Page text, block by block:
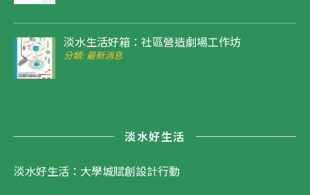
淡水生活好箱：社區營造劇場工作坊
分類: 最新消息
淡水好生活
淡水好生活：大學城賦創設計行動